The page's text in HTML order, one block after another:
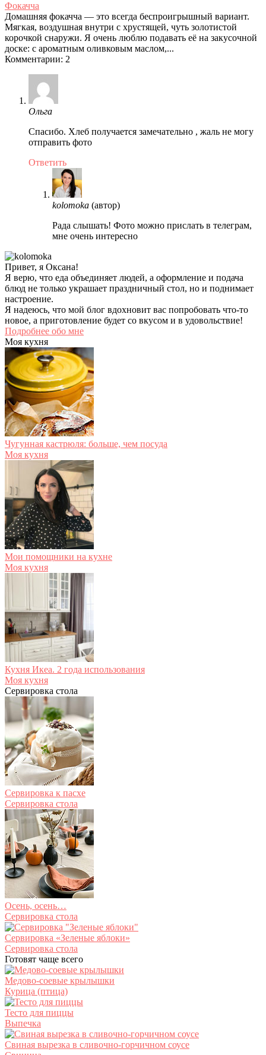
Фокачча
Домашняя фокачча — это всегда беспроигрышный вариант.
Мягкая, воздушная внутри с хрустящей, чуть золотистой
корочкой снаружи. Я очень люблю подавать её на закусочной
доске: с ароматным оливковым маслом,...
Комментарии: 2
Ольга
Спасибо. Хлеб получается замечательно , жаль не могу
отправить фото
Ответить
kolomoka (автор)
Рада слышать! Фото можно прислать в телеграм,
мне очень интересно
Привет, я Оксана!
Я верю, что еда объединяет людей, а оформление и подача
блюд не только украшает праздничный стол, но и поднимает
настроение.
Я надеюсь, что мой блог вдохновит вас попробовать что-то
новое, а приготовление будет со вкусом и в удовольствие!
Подробнее обо мне
Моя кухня
Чугунная кастрюля: больше, чем посуда
Моя кухня
Мои помощники на кухне
Моя кухня
Кухня Икеа. 2 года использования
Моя кухня
Сервировка стола
Сервировка к пасхе
Сервировка стола
Осень, осень…
Сервировка стола
Сервировка «Зеленые яблоки»
Сервировка стола
Готовят чаще всего
Медово-соевые крылышки
Курица (птица)
Тесто для пиццы
Выпечка
Свиная вырезка в сливочно-горчичном соусе